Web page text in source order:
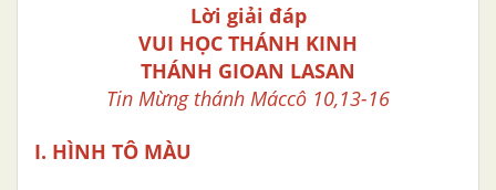
Lời giải đáp
VUI HỌC THÁNH KINH
THÁNH GIOAN LASAN
Tin Mừng thánh Máccô 10,13-16
I. HÌNH TÔ MÀU